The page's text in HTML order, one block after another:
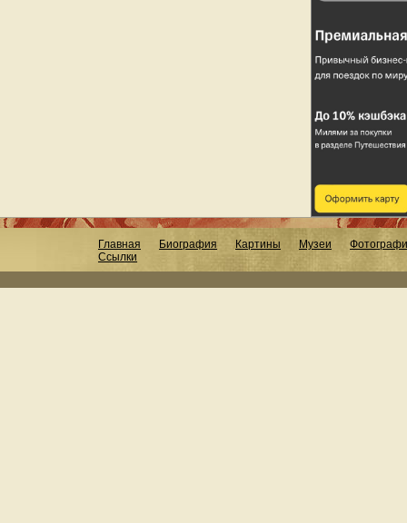
Главная Биография Картины Музеи
Ссылки